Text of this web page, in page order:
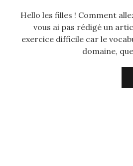
Hello les filles ! Comment
vous ai pas rédigé un
exercice difficile car le
domaine,